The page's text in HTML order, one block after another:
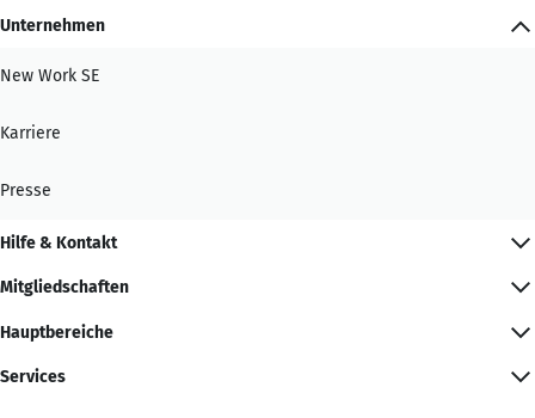
Unternehmen
New Work SE
Karriere
Presse
Hilfe & Kontakt
Mitgliedschaften
Hauptbereiche
Services